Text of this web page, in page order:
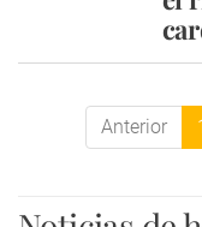
Anterior